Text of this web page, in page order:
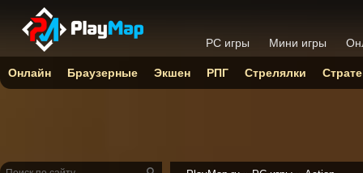
PC игры Мини игры
Онлайн Браузерные Экшен РПГ Стрелялки